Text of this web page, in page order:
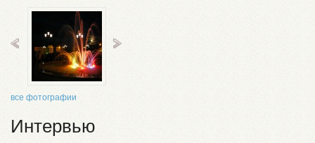
все фотографии
Интервью